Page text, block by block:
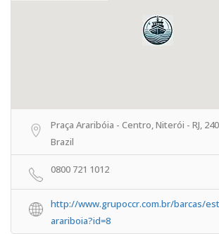
Praça Araribóia - Centro, Niterói - RJ,
Brazil
0800 721 1012
http://www.grupoccr.com.br/barcas/
arariboia?id=8